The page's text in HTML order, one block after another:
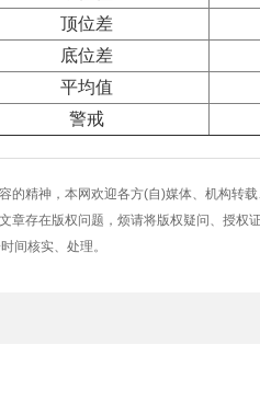
顶位差
底位差
平均值
警戒
的精神，本网欢迎各方(自)媒体、机构转
章存在版权问题，烦请将版权疑问、授权
间核实、处理。